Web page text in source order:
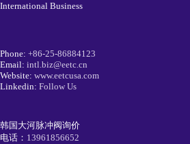
International Business
Phone: +86-25-86884123
Email: intl.biz@eetc.cn
Website: www.eetcusa.com
Linkedin: Follow Us
韩国大河脉冲阀询价
电话： 13961856652